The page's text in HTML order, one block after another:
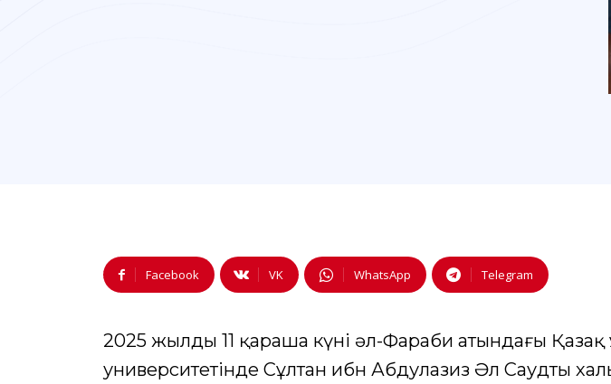
Facebook VK WhatsApp Telegram
2025 жылдың 11 қараша күні әл-Фараби атындағы Қазақ
университетінде Сұлтан ибн Абдулазиз Әл Саудтың